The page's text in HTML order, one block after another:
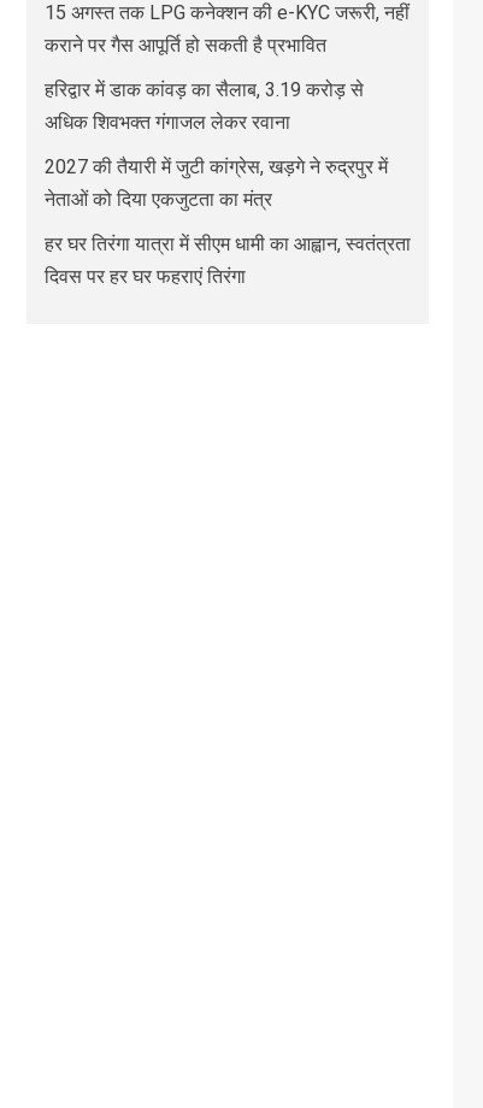
15 अगस्त तक LPG कनेक्शन की e-KYC जरूरी, नहीं
कराने पर गैस आपूर्ति हो सकती है प्रभावित
हरिद्वार में डाक कांवड़ का सैलाब, 3.19 करोड़ से
अधिक शिवभक्त गंगाजल लेकर रवाना
2027 की तैयारी में जुटी कांग्रेस, खड़गे ने रुद्रपुर में
नेताओं को दिया एकजुटता का मंत्र
हर घर तिरंगा यात्रा में सीएम धामी का आह्वान, स्वतंत्रता
दिवस पर हर घर फहराएं तिरंगा